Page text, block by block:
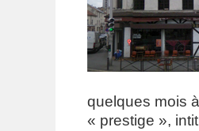
quelques mois
« prestige »,